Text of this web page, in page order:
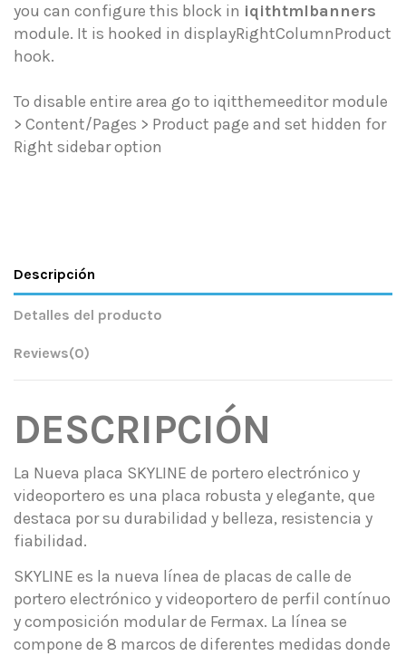
you can configure this block in iqithtmlbanners
module. It is hooked in displayRightColumnProduct
hook.
To disable entire area go to iqitthemeeditor module
> Content/Pages > Product page and set hidden for
Right sidebar option
Descripción
Detalles del producto
Reviews(0)
DESCRIPCIÓN
La Nueva placa SKYLINE de portero electrónico y
videoportero es una placa robusta y elegante, que
destaca por su durabilidad y belleza, resistencia y
fiabilidad.
SKYLINE es la nueva línea de placas de calle de
portero electrónico y videoportero de perfil contínuo
y composición modular de Fermax. La línea se
compone de 8 marcos de diferentes medidas donde